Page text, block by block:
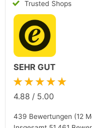
Trusted Shops
SEHR GUT
★★★★★
4.88 / 5.00
439 Bewertungen (12